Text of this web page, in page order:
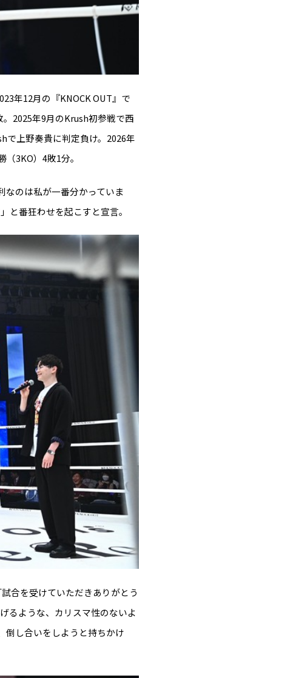
年12月の『KNOCK OUT』で
2025年9月のKrush初参戦で西
で上野奏貴に判定負け。2026年
3KO）4敗1分。
なのは私が一番分かっていま
と番狂わせを起こすと宣言。
合を受けていただきありがとう
るような、カリスマ性のないよ
倒し合いをしようと持ちかけ